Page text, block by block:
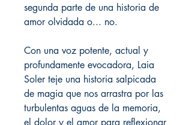
segunda parte de una historia de
amor olvidada o... no.
Con una voz potente, actual y
profundamente evocadora, Laia
Soler teje una historia salpicada
de magia que nos arrastra por las
turbulentas aguas de la memoria,
el dolor y el amor para reflexionar